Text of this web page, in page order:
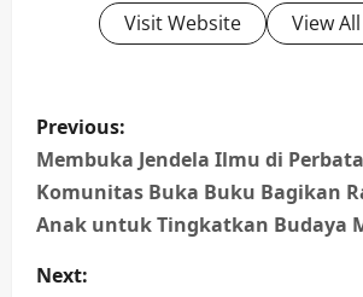
Visit Website View
P
o
s
t
Previous:
Membuka Jendela Ilmu di
Komunitas Buka Buku Bagikan
Anak untuk Tingkatkan Budaya
Next: